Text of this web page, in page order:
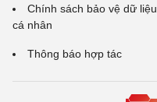
Chính sách bảo vệ dữ liệu
cá nhân
Thông báo hợp tác